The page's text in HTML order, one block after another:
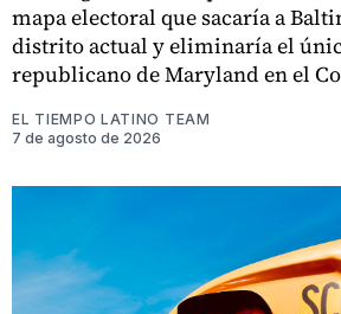
mapa electoral que sacaría a
distrito actual y eliminaría el
republicano de Maryland en el
EL TIEMPO LATINO TEAM
7 de agosto de 2026